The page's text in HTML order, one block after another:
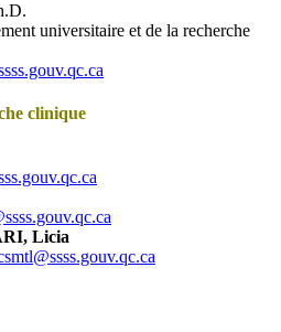
universitaire et de la recherche
clinique
Licia